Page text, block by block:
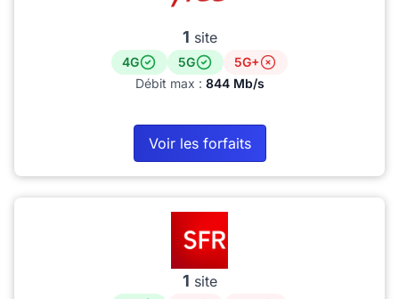
1 site
4G 5G
5G+
Débit max : 844 Mb/s
Voir les forfaits
1 site